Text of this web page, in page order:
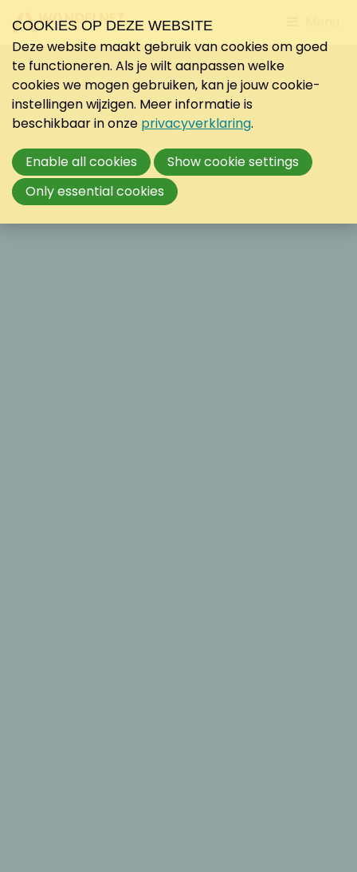
to
COOKIES OP DEZE WEBSITE
Deze website maakt gebruik van cookies om goed
te functioneren. Als je wilt aanpassen welke
cookies we mogen gebruiken, kan je jouw cookie-
instellingen wijzigen. Meer informatie is
beschikbaar in onze privacyverklaring.
Enable all cookies
Show cookie settings
Only essential cookies